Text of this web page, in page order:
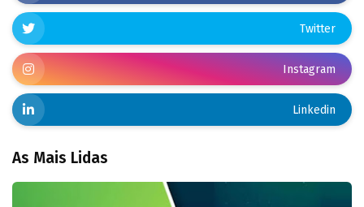
Twitter
Instagram
Linkedin
As Mais Lidas